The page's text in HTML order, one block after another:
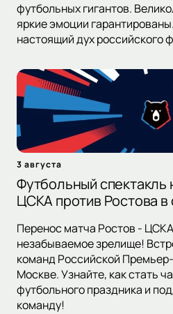
футбольных гигантов.
яркие эмоции
настоящий дух российского
3 августа
Футбольный спектакль
ЦСКА против Ростова
Перенос матча Ростов -
незабываемое зрелище!
команд Российской
Москве. Узнайте, как стать
футбольного праздника и
команду!